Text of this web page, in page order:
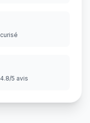
5 avis